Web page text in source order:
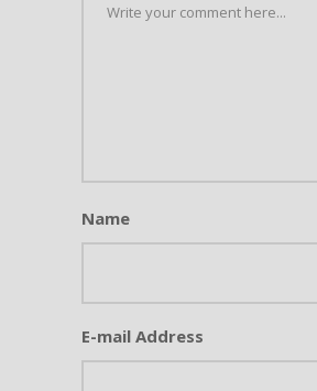
Name
E-mail Address